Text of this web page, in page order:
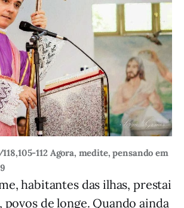
112 Agora, medite, pensando em
habitantes das ilhas, prestai
povos de longe. Quando ainda